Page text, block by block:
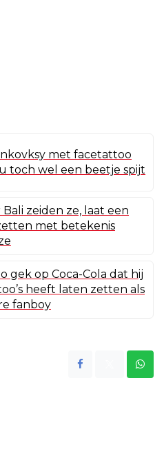
met facetattoo
toch wel een beetje spijt
Bali zeiden ze, laat een
met betekenis
gek op Coca-Cola dat hij
heeft laten zetten als
fanboy